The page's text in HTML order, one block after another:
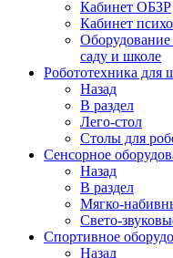
Кабинет ОБЗР
Кабинет
Оборудование
саду и школе
Робототехника для
Назад
В раздел
Лего-стол
Столы для
Сенсорное
Назад
В раздел
Мягко-
Свето-
Спортивное
Назад